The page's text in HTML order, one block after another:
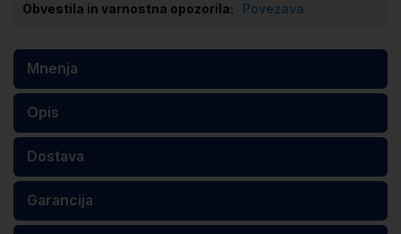
Povezava
Mnenja
Opis
Dostava
Garancija